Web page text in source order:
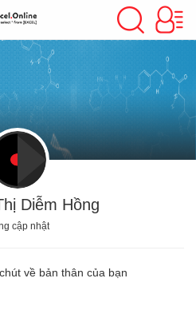
Diễm Hồng
cập nhật
về bản thân của bạn